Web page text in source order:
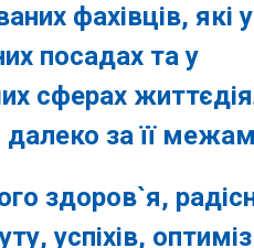
фахівців, які
посадах та у
сферах
далеко за її
успіхів,